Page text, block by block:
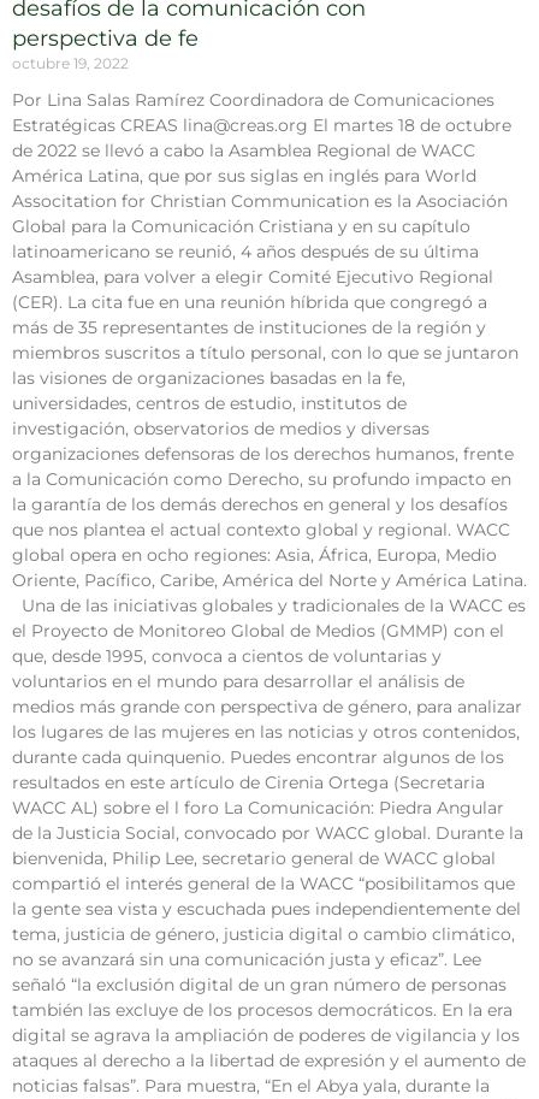
desafíos de la comunicación con
perspectiva de fe
octubre 19, 2022
Por Lina Salas Ramírez Coordinadora de Comunicaciones
Estratégicas CREAS lina@creas.org El martes 18 de octubre
de 2022 se llevó a cabo la Asamblea Regional de WACC
América Latina, que por sus siglas en inglés para World
Associtation for Christian Communication es la Asociación
Global para la Comunicación Cristiana y en su capítulo
latinoamericano se reunió, 4 años después de su última
Asamblea, para volver a elegir Comité Ejecutivo Regional
(CER). La cita fue en una reunión híbrida que congregó a
más de 35 representantes de instituciones de la región y
miembros suscritos a título personal, con lo que se juntaron
las visiones de organizaciones basadas en la fe,
universidades, centros de estudio, institutos de
investigación, observatorios de medios y diversas
organizaciones defensoras de los derechos humanos, frente
a la Comunicación como Derecho, su profundo impacto en
la garantía de los demás derechos en general y los desafíos
que nos plantea el actual contexto global y regional. WACC
global opera en ocho regiones: Asia, África, Europa, Medio
Oriente, Pacífico, Caribe, América del Norte y América Latina.
Una de las iniciativas globales y tradicionales de la WACC es
el Proyecto de Monitoreo Global de Medios (GMMP) con el
que, desde 1995, convoca a cientos de voluntarias y
voluntarios en el mundo para desarrollar el análisis de
medios más grande con perspectiva de género, para analizar
los lugares de las mujeres en las noticias y otros contenidos,
durante cada quinquenio. Puedes encontrar algunos de los
resultados en este artículo de Cirenia Ortega (Secretaria
WACC AL) sobre el l foro La Comunicación: Piedra Angular
de la Justicia Social, convocado por WACC global. Durante la
bienvenida, Philip Lee, secretario general de WACC global
compartió el interés general de la WACC “posibilitamos que
la gente sea vista y escuchada pues independientemente del
tema, justicia de género, justicia digital o cambio climático,
no se avanzará sin una comunicación justa y eficaz”. Lee
señaló “la exclusión digital de un gran número de personas
también las excluye de los procesos democráticos. En la era
digital se agrava la ampliación de poderes de vigilancia y los
ataques al derecho a la libertad de expresión y el aumento de
noticias falsas”. Para muestra, “En el Abya yala, durante la